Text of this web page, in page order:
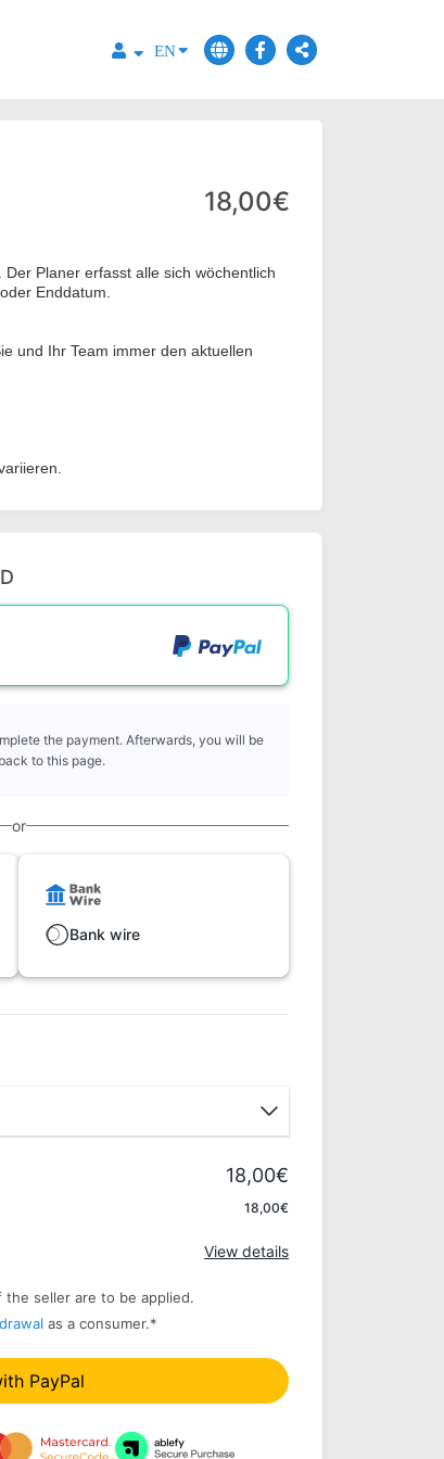
EN
18,00€
Planer erfasst alle sich wöchentlich
Enddatum.
und Ihr Team immer den aktuellen
the payment. Afterwards, you will be
to this page.
or
Bank wire
18,00€
18,00€
View details
the seller are to be applied.
as a consumer.*
PayPal